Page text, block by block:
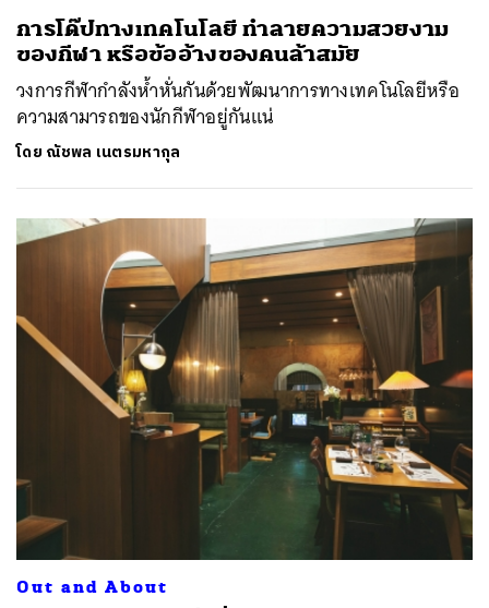
การโด๊ปทางเทคโนโลยี ทำลายความสวยงาม
ของกีฬา หรือข้ออ้างของคนล้าสมัย
วงการกีฬากำลังห้ำหั่นกันด้วยพัฒนาการทางเทคโนโลยีหรือ
ความสามารถของนักกีฬาอยู่กันแน่
โดย ณัชพล เนตรมหากุล
Out and About